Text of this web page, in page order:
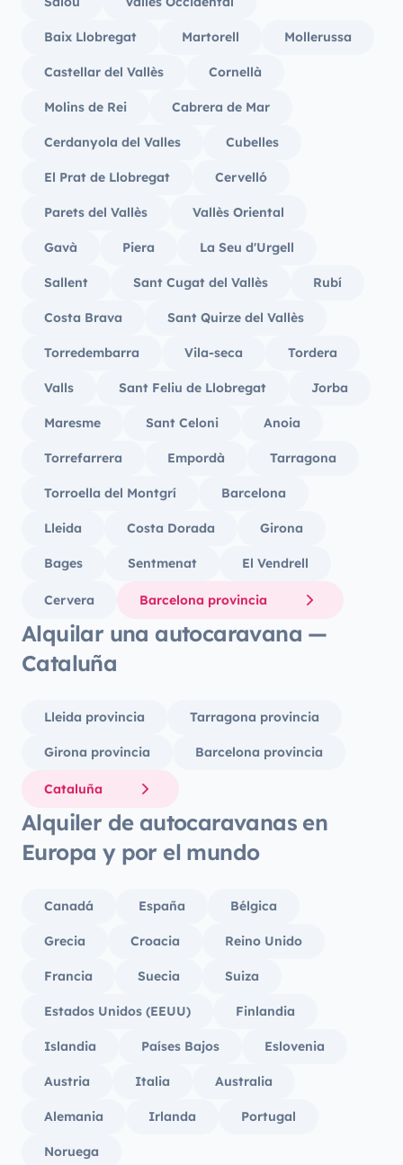
Baix Llobregat Martorell Mollerussa
Castellar del Vallès Cornellà
Molins de Rei Cabrera de Mar
Cerdanyola del Valles Cubelles
El Prat de Llobregat Cervelló
Parets del Vallès Vallès Oriental
Gavà Piera La Seu d'Urgell
Sallent Sant Cugat del Vallès Rubí
Costa Brava Sant Quirze del Vallès
Torredembarra Vila-seca Tordera
Valls Sant Feliu de Llobregat Jorba
Maresme Sant Celoni Anoia
Torrefarrera Empordà Tarragona
Torroella del Montgrí Barcelona
Lleida Costa Dorada Girona
Bages Sentmenat El Vendrell
Cervera Barcelona provincia
Alquilar una autocaravana —
Cataluña
Lleida provincia Tarragona provincia
Girona provincia Barcelona provincia
Cataluña
Alquiler de autocaravanas en
Europa y por el mundo
Canadá España Bélgica
Grecia Croacia Reino Unido
Francia Suecia Suiza
Estados Unidos (EEUU) Finlandia
Islandia Países Bajos Eslovenia
Austria Italia Australia
Alemania Irlanda Portugal
Noruega